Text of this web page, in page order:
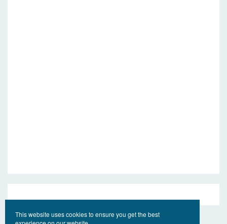
This website uses cookies to ensure you get the best